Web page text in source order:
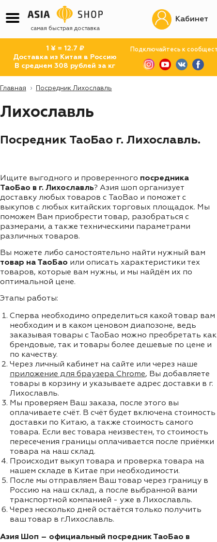
самая быстрая доставка
1 ¥ = 12.7 ₽
Доставка из Китая в Россию
В среднем 308 рублей за кг
Подключайтесь к
Кабинет
Главная Посредник Лихославль
Лихославль
Посредник ТаоБао г. Лихославль.
Ищите выгодного и проверенного посредника
ТаоБао в г. Лихославль? Азия шоп организует
доставку любых товаров с TaoBao и поможет с
выкупов с любых китайских торговых площадок. Мы
поможем Вам приобрести товар, разобраться с
размерами, а также техническими параметрами
различных товаров.
Вы можете либо самостоятельно найти нужный вам
товар на ТаоБао или описать характеристики тех
товаров, которые вам нужны, и мы найдём их по
оптимальной цене.
Этапы работы:
Сперва необходимо определиться какой товар вам
необходим и в каком ценовом диапозоне, ведь
заказывая товары с ТаоБао можно преобретать как
брендовые, так и товары более дешевые по цене и
по качеству.
Через личный кабинет на сайте или через наше
приложение для браузера Chrome, Вы добавляете
товары в корзину и указываете адрес доставки в г.
Лихославль.
Мы проверяем Ваш заказа, после этого вы
оплачиваете счёт. В счёт будет включена стоимость
доставки по Китаю, а также стоимость самого
товара. Если вес товара неизвестен, то стоимость
пересечения границы оплачивается после приёмки
товара на наш склад.
Происходит выкуп товара и проверка товара на
нашем складе в Китае при необходимости.
После мы отправляем Ваш товар через границу в
Россию на наш склад, а после выбранной вами
транспортной компанией - уже в Лихославль.
Через несколько дней остаётся только получить
ваш товар в г.Лихославль.
Азия Шоп – официальный посредник ТаоБао в